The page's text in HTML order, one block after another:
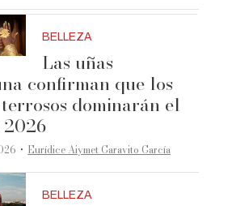
BELLEZA
Las uñas
confirman que los
dominarán el
·Eurídice Aiymet Garavito García
BELLEZA